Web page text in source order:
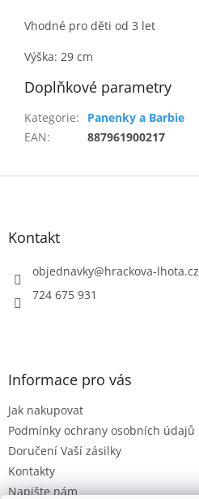
Vhodné pro děti od 3 let
Výška: 29 cm
Doplňkové parametry
Kategorie:
Panenky a Barbie
EAN: 887961900217
Z
Kontakt
objednavky@hrackova-lhota.cz
724 675 931
Informace pro vás
Jak nakupovat
Podmínky ochrany osobních údajů
Doručení Vaší zásilky
Kontakty
Napište nám